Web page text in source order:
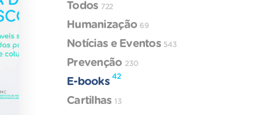
Todos 722
Humanização 69
Notícias e Eventos 543
Prevenção 230
E-books 42
Cartilhas 13